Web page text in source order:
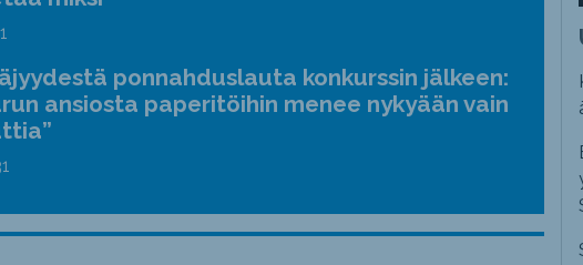
ponnahduslauta konkurssin jälkeen:
ansiosta paperitöihin menee nykyään vain